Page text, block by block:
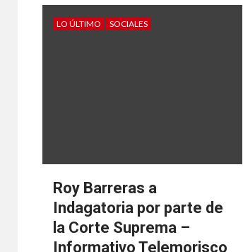
LO ÚLTIMO SOCIALES
Roy Barreras a
Indagatoria por parte de
la Corte Suprema –
Informativo Telemorisco